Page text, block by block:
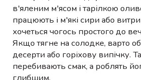
в'яленим м'ясом і тарілкою
працюють і м'які сири або
хочеться чогось простого до
Якщо тягне на солодке, варто
десерти або горіхову випічку.
перебивають смак, а роблять
глибшим.